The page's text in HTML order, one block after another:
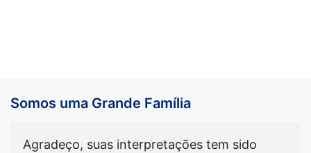
Somos uma Grande Família
Agradeço, suas interpretações tem sido